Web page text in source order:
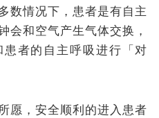
数情况下，患者是有自主
会和空气产生气体交换，
者的自主呼吸进行「对
愿，安全顺利的进入患者